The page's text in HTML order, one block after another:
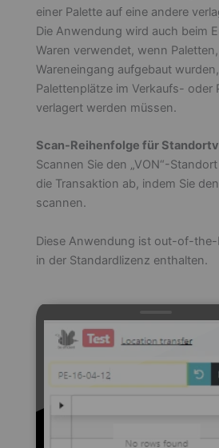
einer Palette auf eine andere
Die Anwendung wird auch beim
Waren verwendet, wenn
Wareneingang aufgebaut
Palettenplätze im Verkaufs- oder
verlagert werden müssen.
Scan-Reihenfolge für
Scannen Sie den „VON“-
die Transaktion ab, indem Sie
scannen.
Diese Anwendung ist out-of-
in der Standardlizenz enthalten.